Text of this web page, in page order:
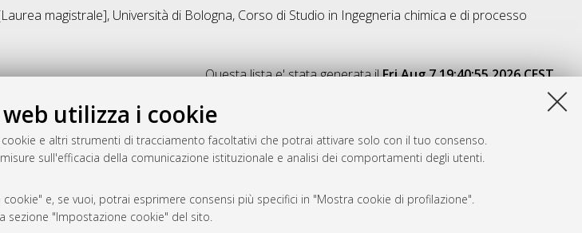
utilizza i cookie
e altri strumenti di tracciamento facoltativi che potrai attivare solo con il tuo consenso.
sull'efficacia della comunicazione istituzionale e analisi dei comportamenti degli utenti.
e, se vuoi, potrai esprimere consensi più specifici in "Mostra cookie di profilazione".
sezione "Impostazione cookie" del sito.
magistrale], Università di Bologna, Corso di Studio in Ingegneria chimica e di processo
Questa lista e' stata generata ilFri Aug 7 19:40:55 2026 CEST.